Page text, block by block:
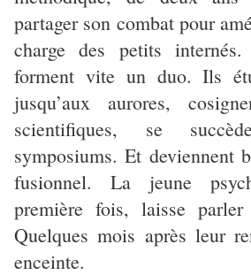
partager son combat pour
charge des petits
forment vite un duo. Ils
jusqu’aux aurores,
scientifiques, se
symposiums. Et deviennent
fusionnel. La jeune
première fois, laisse parler
Quelques mois après leur
enceinte.